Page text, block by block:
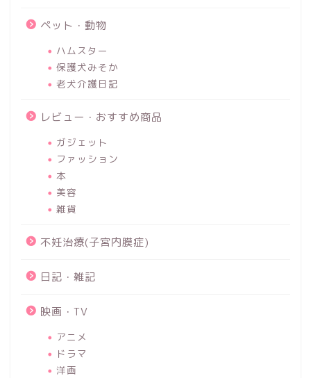
ペット・動物
ハムスター
保護犬みそか
老犬介護日記
レビュー・おすすめ商品
ガジェット
ファッション
本
美容
雑貨
不妊治療(子宮内膜症)
日記・雑記
映画・TV
アニメ
ドラマ
洋画